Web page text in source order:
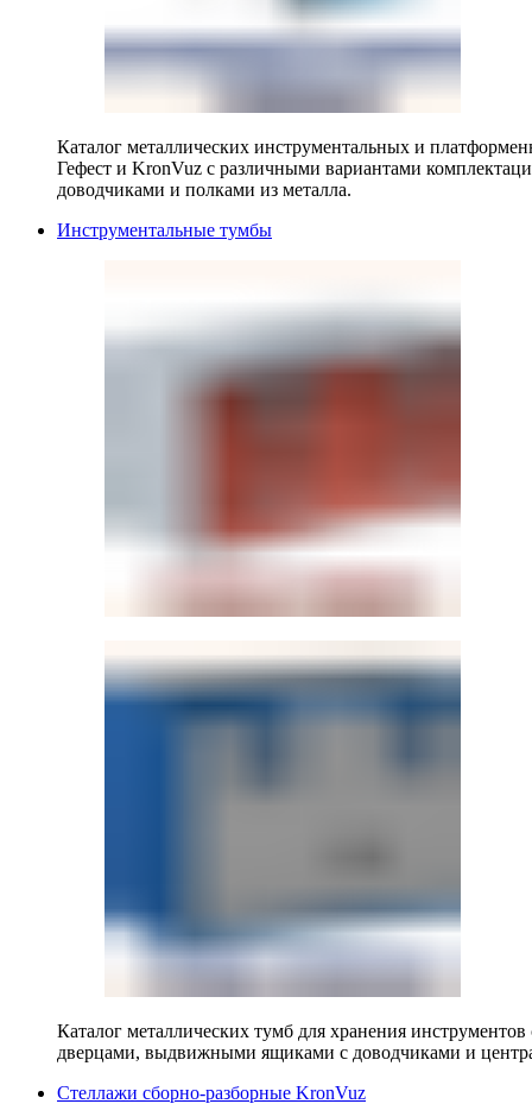
Каталог металлических инструментальных и
Гефест и KronVuz с различными вариантами
доводчиками и полками из металла.
Инструментальные тумбы
Каталог металлических тумб для хранения
дверцами, выдвижными ящиками с доводчиками и
Стеллажи сборно-разборные KronVuz